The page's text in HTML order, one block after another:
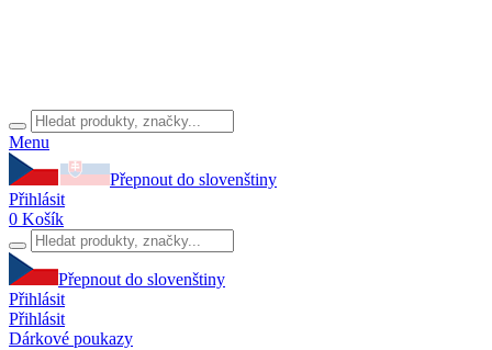
Menu
Přepnout do slovenštiny
Přihlásit
0 Košík
Přepnout do slovenštiny
Přihlásit
Přihlásit
Dárkové poukazy